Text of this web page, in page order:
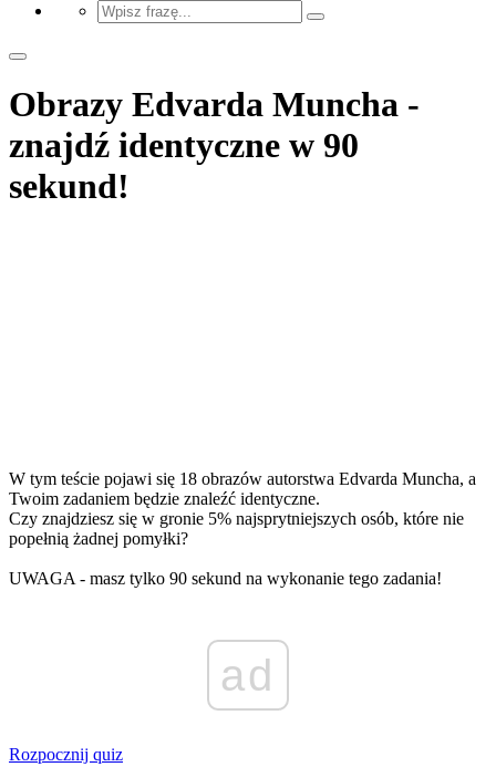
Obrazy Edvarda Muncha -
znajdź identyczne w 90
sekund!
W tym teście pojawi się 18 obrazów autorstwa Edvarda Muncha, a
Twoim zadaniem będzie znaleźć identyczne.
Czy znajdziesz się w gronie 5% najsprytniejszych osób, które nie
popełnią żadnej pomyłki?
UWAGA - masz tylko 90 sekund na wykonanie tego zadania!
ad
Rozpocznij quiz